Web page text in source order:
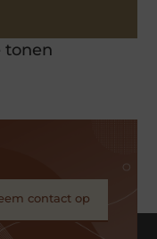
tonen
contact op